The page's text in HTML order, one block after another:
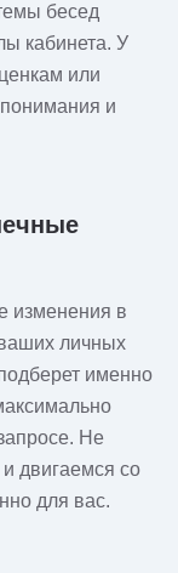
бесед
кабинета. У
или
и
изменения в
личных
именно
Не
двигаемся со
для вас.